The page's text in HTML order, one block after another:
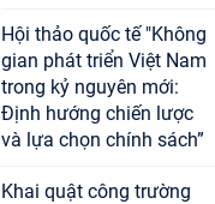
Hội thảo quốc tế "Không
gian phát triển Việt Nam
trong kỷ nguyên mới:
Định hướng chiến lược
và lựa chọn chính sách”
Khai quật công trường